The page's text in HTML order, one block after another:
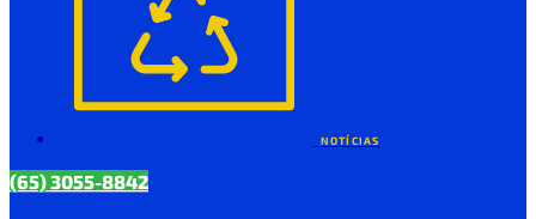
NOTÍCIAS
(65) 3055-8842